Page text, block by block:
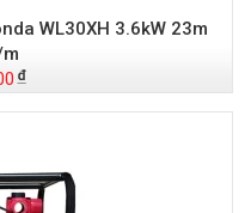
WL30XH 3.6kW 23m